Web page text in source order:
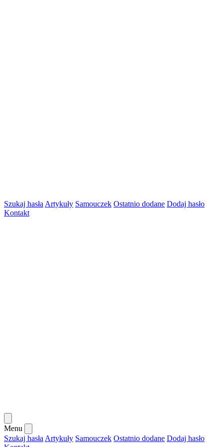
Szukaj hasła Artykuły Samouczek Ostatnio dodane Dodaj hasło
Kontakt
Menu
Szukaj hasła Artykuły Samouczek Ostatnio dodane Dodaj hasło